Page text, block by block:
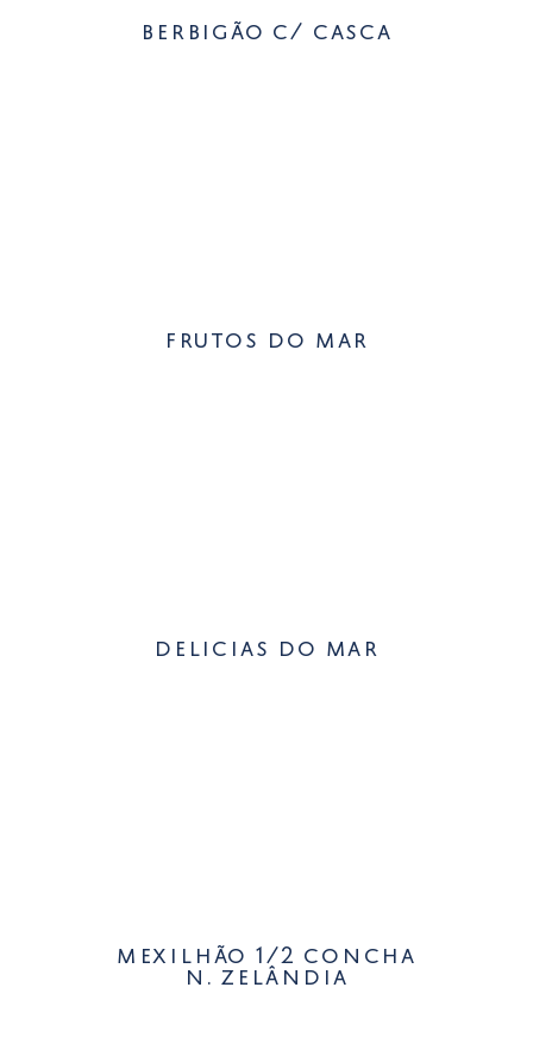
berbigão c/ casca
frutos do mar
delicias do mar
mexilhão 1/2 concha
n. zelândia